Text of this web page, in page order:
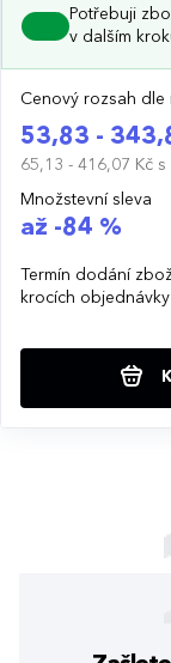
Potřebuji
v dalším
Cenový rozsah dle
53,83 -
65,13 - 416,07 Kč s
Množstevní sleva
až -84 %
Termín dodání
krocích objednávky